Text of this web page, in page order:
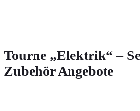
Tourne „Elektrik“ –
Zubehör Angebote